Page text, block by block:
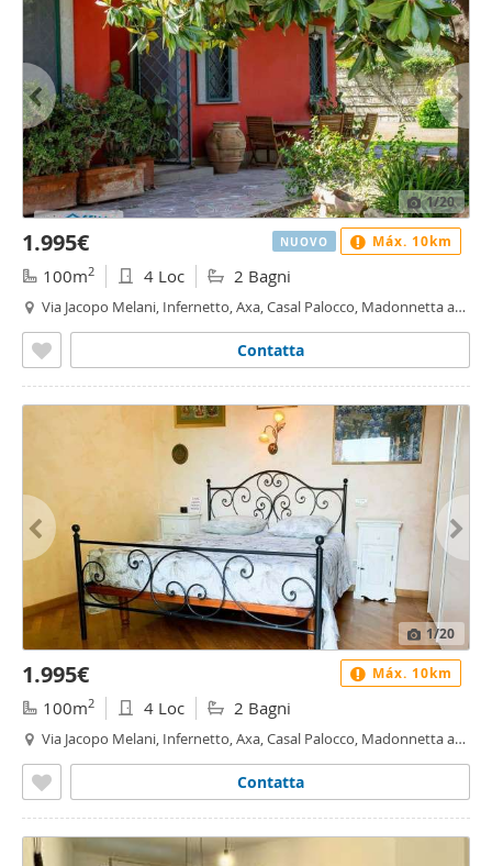
1/20
1.995€
100m2 4 Loc 2 Bagni
Via Jacopo Melani, Infernetto, Axa, Casal Palocco, Madonnetta a
Contatta
NUOVO Máx. 10km
1/20
1.995€
100m2 4 Loc 2 Bagni
Via Jacopo Melani, Infernetto, Axa, Casal Palocco, Madonnetta a
Contatta
Máx. 10km